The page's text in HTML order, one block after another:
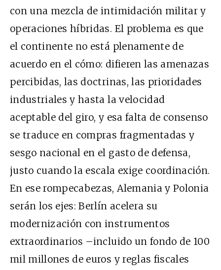
con una mezcla de intimidación militar y
operaciones híbridas. El problema es que
el continente no está plenamente de
acuerdo en el cómo: difieren las amenazas
percibidas, las doctrinas, las prioridades
industriales y hasta la velocidad
aceptable del giro, y esa falta de consenso
se traduce en compras fragmentadas y
sesgo nacional en el gasto de defensa,
justo cuando la escala exige coordinación.
En ese rompecabezas, Alemania y Polonia
serán los ejes: Berlín acelera su
modernización con instrumentos
extraordinarios –incluido un fondo de 100
mil millones de euros y reglas fiscales